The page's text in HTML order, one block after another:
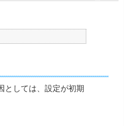
としては、設定が初期